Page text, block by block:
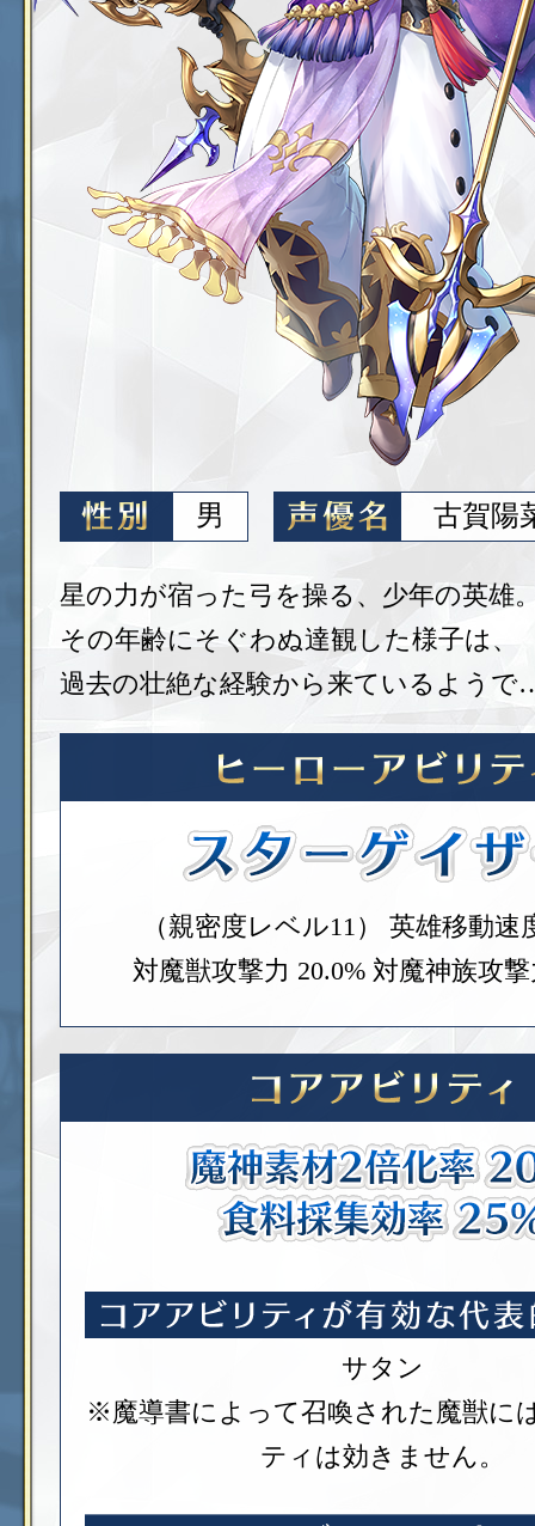
男 古賀陽
星の力が宿った弓を操る、少年の英雄
その年齢にそぐわぬ達観した様子は、
過去の壮絶な経験から来ているようで
（親密度レベル11）
英雄移動速
対魔獣攻撃力 20.0% 対魔神族攻撃
サタン
※魔導書によって召喚された魔獣に
ティは効きません。